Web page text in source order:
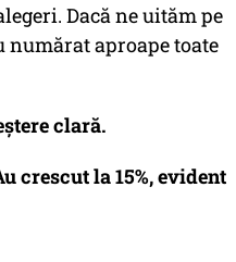
Dacă ne uităm pe
aproape toate
clară.
crescut la 15%, evident